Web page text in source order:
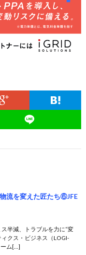
流を変えた匠たち⑥JFE
半減、トラブルを力に“変
クス・ビジネス（LOGI-
ーム[…]